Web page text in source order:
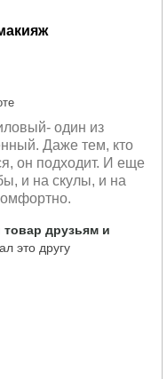
один из
Даже тем, кто
он подходит. И еще
и на скулы, и на
друзьям и
это другу